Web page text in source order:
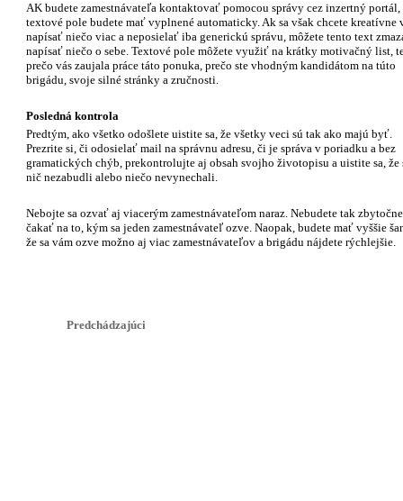
AK budete zamestnávateľa kontaktovať pomocou správy cez inzertný portál,
textové pole budete mať vyplnené automaticky. Ak sa však chcete
napísať niečo viac a neposielať iba generickú správu, môžete tento text
napísať niečo o sebe. Textové pole môžete využiť na krátky motivačný list,
prečo vás zaujala práce táto ponuka, prečo ste vhodným kandidátom na túto
brigádu, svoje silné stránky a zručnosti.
Posledná kontrola
Predtým, ako všetko odošlete uistite sa, že všetky veci sú tak ako majú byť.
Prezrite si, či odosielať mail na správnu adresu, či je správa v poriadku a bez
gramatických chýb, prekontrolujte aj obsah svojho životopisu a uistite sa, že
nič nezabudli alebo niečo nevynechali.
Nebojte sa ozvať aj viacerým zamestnávateľom naraz. Nebudete tak zbytočne
čakať na to, kým sa jeden zamestnávateľ ozve. Naopak, budete mať vyššie
že sa vám ozve možno aj viac zamestnávateľov a brigádu nájdete rýchlejšie.
Predchádzajúci